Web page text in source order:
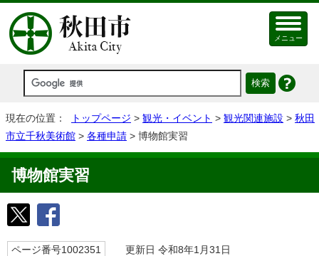
メニュー
現在の位置： トップページ > 観光・イベント > 観光関連施設 > 秋田
市立千秋美術館 > 各種申請 > 博物館実習
博物館実習
ページ番号1002351 更新日 令和8年1月31日